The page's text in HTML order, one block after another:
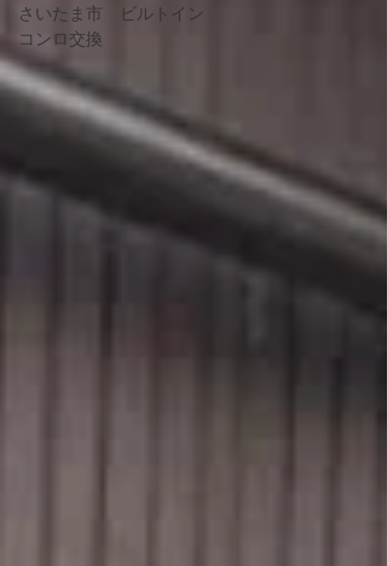
さいたま市 ビルトイン
コンロ交換